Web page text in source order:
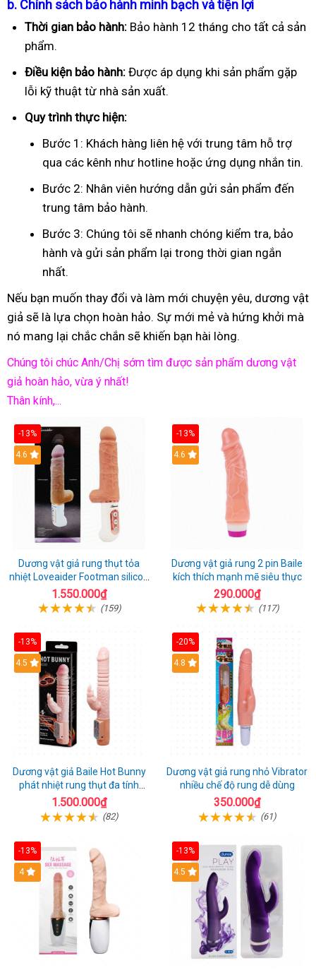
b. Chính sách bảo hành minh bạch và tiện lợi
Thời gian bảo hành: Bảo hành 12 tháng cho tất cả sản
phẩm.
Điều kiện bảo hành: Được áp dụng khi sản phẩm gặp
lỗi kỹ thuật từ nhà sản xuất.
Quy trình thực hiện:
Bước 1: Khách hàng liên hệ với trung tâm hỗ trợ
qua các kênh như hotline hoặc ứng dụng nhắn tin.
Bước 2: Nhân viên hướng dẫn gửi sản phẩm đến
trung tâm bảo hành.
Bước 3: Chúng tôi sẽ nhanh chóng kiểm tra, bảo
hành và gửi sản phẩm lại trong thời gian ngắn
nhất.
Nếu bạn muốn thay đổi và làm mới chuyện yêu, dương vật
giả sẽ là lựa chọn hoàn hảo. Sự mới mẻ và hứng khởi mà
nó mang lại chắc chắn sẽ khiến bạn hài lòng.
Chúng tôi chúc Anh/Chị sớm tìm được sản phẩm dương vật
giả hoàn hảo, vừa ý nhất!
Thân kính,...
-13%
Hot
4.6
Dương vật giả rung thụt tỏa
nhiệt Loveaider Footman silicon
an toàn
1.550.000₫
(159)
-13%
Hot
4.6
Dương vật giả rung 2 pin Baile
kích thích mạnh mẽ siêu thực
290.000₫
(117)
-13%
Hot
4.5
Dương vật giả Baile Hot Bunny
phát nhiệt rung thụt đa tính
năng sạc điện
1.500.000₫
(82)
-20%
Hot
4.8
Dương vật giả rung nhỏ Vibrator
nhiều chế độ rung dễ dùng
350.000₫
(61)
-13%
Hot
4
-13%
Hot
4.5